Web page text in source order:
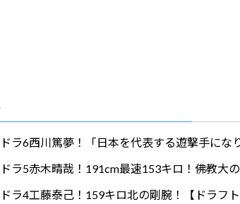
ラ6西川篤夢！「日本を代表する遊撃手にな
ラ5赤木晴哉！191cm最速153キロ！佛教大
ラ4工藤泰己！159キロ北の剛腕！【ドラフト